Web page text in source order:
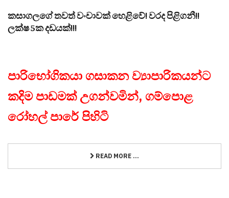
කසාගලගේ තවත් වංචාවක් හෙළිවේ! වරද පිළිගනී!!
ලක්ෂ 5ක දඩයක්!!!
පාරිභෝගිකයා ගසාකන ව්‍යාපාරිකයන්ට
කදිම පාඩමක් උගන්වමින්, ගම්පොළ
රෝහල් පාරේ පිහිටි
READ MORE ...